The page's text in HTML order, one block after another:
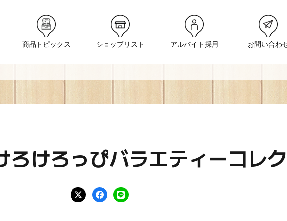
商品トピックス ショップリスト アルバイト採用 お問い合わ
ろけろっぴバラエティーコレ